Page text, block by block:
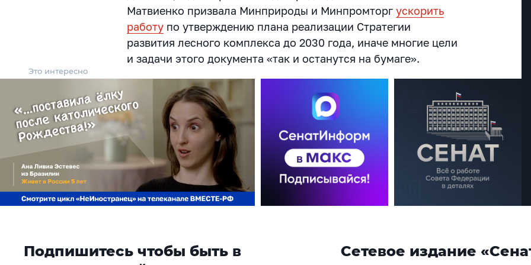
Матвиенко призвала Минприроды и Минпромторгускорить
работу по утверждению плана реализации Стратегии
развития лесного комплекса до 2030 года, иначе многие цели
и задачи этого документа «так и останутся на бумаге».
Это интересно
Подпишитесь чтобы быть в
Сетевое издание